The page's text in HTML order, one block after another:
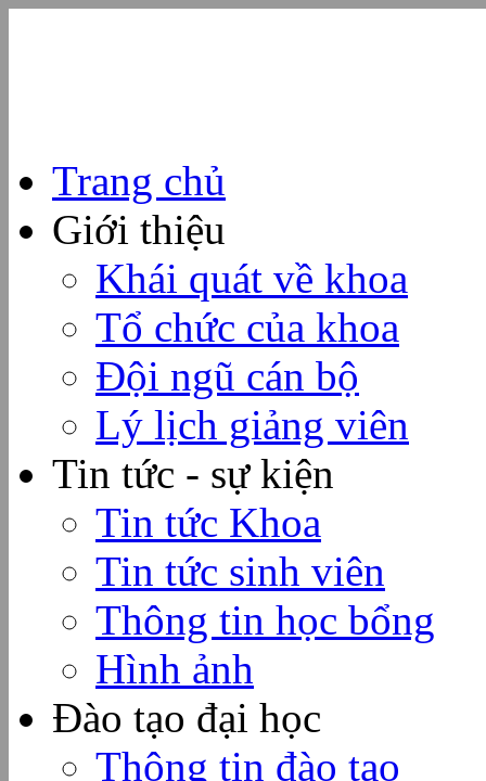
Trang chủ
Giới thiệu
Khái quát về khoa
Tổ chức của khoa
Đội ngũ cán bộ
Lý lịch giảng viên
Tin tức - sự kiện
Tin tức Khoa
Tin tức sinh viên
Thông tin học bổng
Hình ảnh
Đào tạo đại học
Thông tin đào tạo